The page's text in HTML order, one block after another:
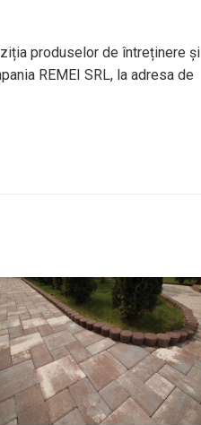
produselor de întreținere și
REMEI SRL, la adresa de